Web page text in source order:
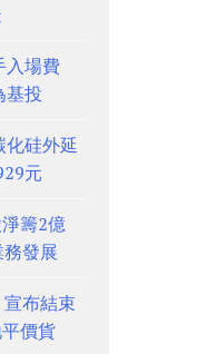
場費
基投
化硅外延
元
籌2億
發展
布結束
價貨